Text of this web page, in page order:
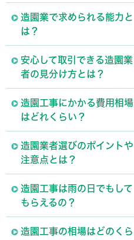
造園業で求められる能力と
は？
安心して取引できる造園業
者の見分け方とは？
造園工事にかかる費用相場
はどれくらい？
造園業者選びのポイントや
注意点とは？
造園工事は雨の日でもして
もらえるの？
造園工事の相場はどのくら